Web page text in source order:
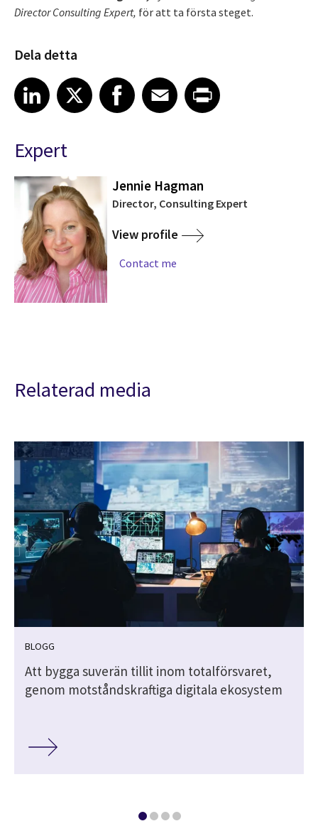
Director Consulting Expert, för att ta första steget.
Dela detta
Share article on LinkedIn
LinkedIn
Share article on XShare article on Facebook
Facebook
Share article on Email
EmailShare article on Print
Expert
Jennie Hagman
Director, Consulting Expert
View profile
Contact me
Relaterad media
BLOGG
Att bygga suverän tillit inom totalförsvaret,
genom motståndskraftiga digitala ekosystem